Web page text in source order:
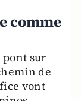
comme
pont sur
de
vont